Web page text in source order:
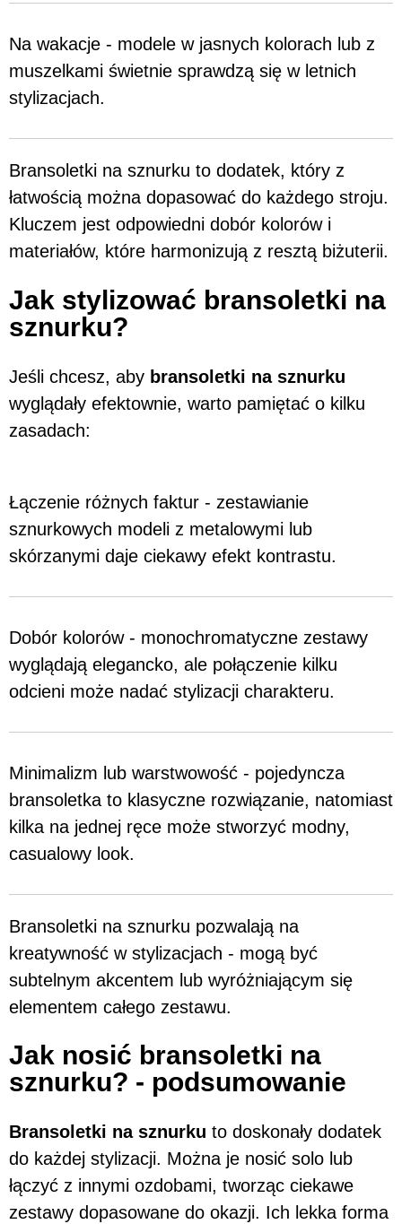
Na wakacje - modele w jasnych kolorach lub z
muszelkami świetnie sprawdzą się w letnich
stylizacjach.
Bransoletki na sznurku to dodatek, który z
łatwością można dopasować do każdego stroju.
Kluczem jest odpowiedni dobór kolorów i
materiałów, które harmonizują z resztą biżuterii.
Jak stylizować bransoletki na
sznurku?
Jeśli chcesz, aby bransoletki na sznurku
wyglądały efektownie, warto pamiętać o kilku
zasadach:
Łączenie różnych faktur - zestawianie
sznurkowych modeli z metalowymi lub
skórzanymi daje ciekawy efekt kontrastu.
Dobór kolorów - monochromatyczne zestawy
wyglądają elegancko, ale połączenie kilku
odcieni może nadać stylizacji charakteru.
Minimalizm lub warstwowość - pojedyncza
bransoletka to klasyczne rozwiązanie, natomiast
kilka na jednej ręce może stworzyć modny,
casualowy look.
Bransoletki na sznurku pozwalają na
kreatywność w stylizacjach - mogą być
subtelnym akcentem lub wyróżniającym się
elementem całego zestawu.
Jak nosić bransoletki na
sznurku? - podsumowanie
Bransoletki na sznurku to doskonały dodatek
do każdej stylizacji. Można je nosić solo lub
łączyć z innymi ozdobami, tworząc ciekawe
zestawy dopasowane do okazji. Ich lekka forma